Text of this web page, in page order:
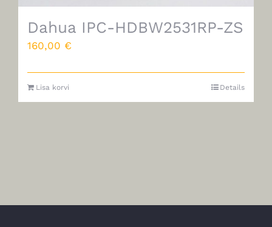
Dahua IPC-HDBW2531RP-ZS
160,00 €
Lisa korvi Details